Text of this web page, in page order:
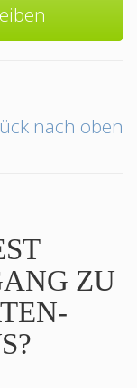
nach oben
ZU